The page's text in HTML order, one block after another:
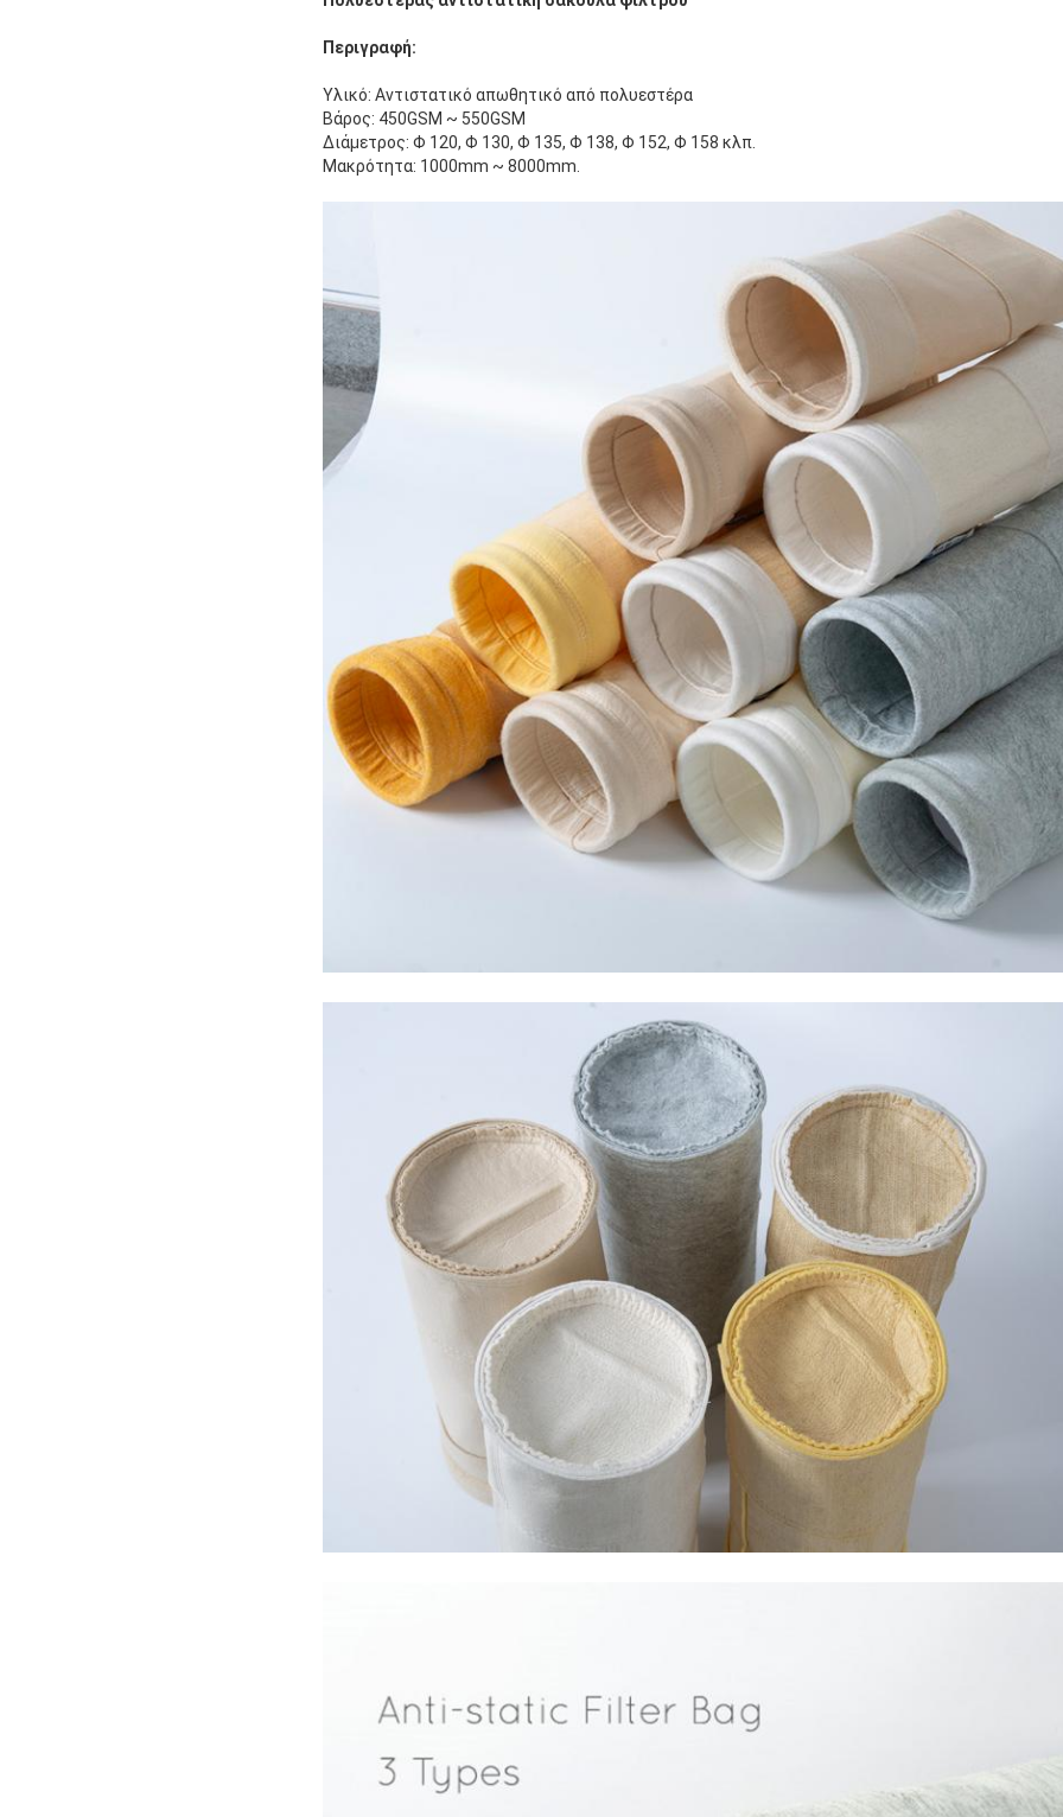
Περιγραφή:
Υλικό: Αντιστατικό απωθητικό από πολυεστέρα
Βάρος: 450GSM ~ 550GSM
Διάμετρος: Φ 120, Φ 130, Φ 135, Φ 138, Φ 152, Φ 158 κλπ.
Μακρότητα: 1000mm ~ 8000mm.